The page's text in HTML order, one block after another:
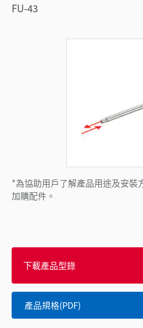
FU-43
*為協助用戶了解產品用途及安裝
加購配件。
下載產品型錄
產品規格(PDF)